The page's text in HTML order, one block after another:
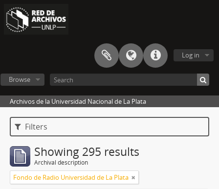
Log in
Browse
Archivos de la Universidad Nacional de La Plata
Filters
Showing 295 results
Archival description
Fondo de Radio Universidad de La Plata